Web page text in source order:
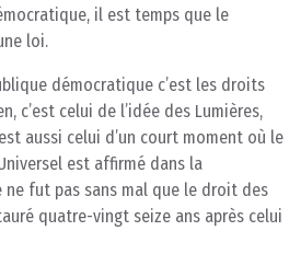
il est temps que le
loi.
démocratique c’est les droits
c’est celui de l’idée des Lumières,
aussi celui d’un court moment où le
est affirmé dans la
ne fut pas sans mal que le droit des
quatre-vingt seize ans après celui